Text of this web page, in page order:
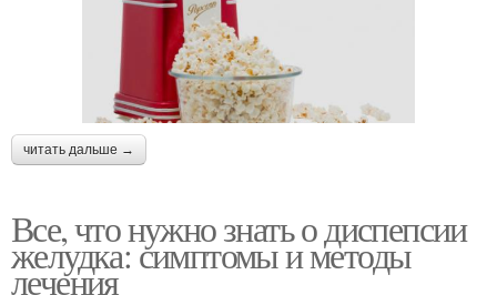
читать дальше →
Все, что нужно знать о диспепсии
желудка: симптомы и методы
лечения